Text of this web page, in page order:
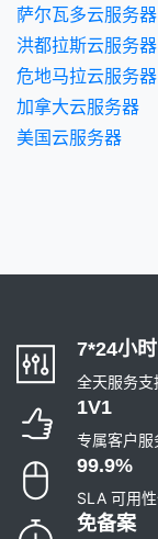
萨尔瓦多云服务器
洪都拉斯云服务器
危地马拉云服务器
加拿大云服务器
美国云服务器
7*24小时
全天服务支
1V1
专属客户服
99.9%
SLA 可用
免备案